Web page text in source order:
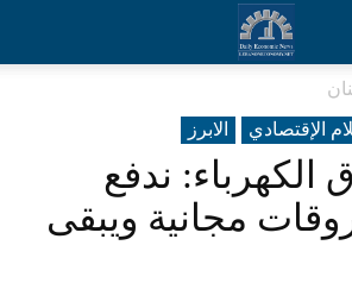
الإقتصادي الابرز
الكهرباء: ندفع
مجانية ويبقى